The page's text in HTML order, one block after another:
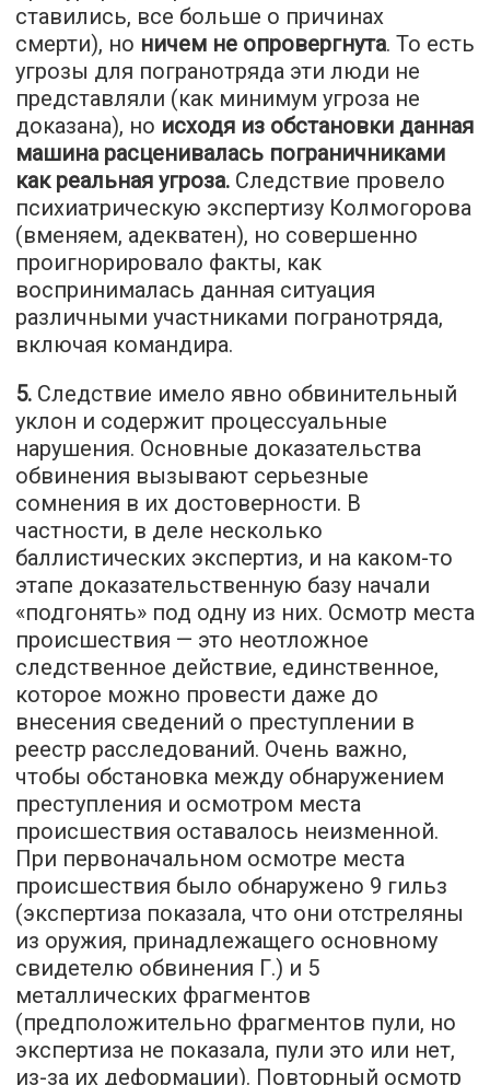
ставились, все больше о причинах
смерти), но ничем не опровергнута. То есть
угрозы для погранотряда эти люди не
представляли (как минимум угроза не
доказана), но исходя из обстановки данная
машина расценивалась пограничниками
как реальная угроза. Следствие провело
психиатрическую экспертизу Колмогорова
(вменяем, адекватен), но совершенно
проигнорировало факты, как
воспринималась данная ситуация
различными участниками погранотряда,
включая командира.
5. Следствие имело явно обвинительный
уклон и содержит процессуальные
нарушения. Основные доказательства
обвинения вызывают серьезные
сомнения в их достоверности. В
частности, в деле несколько
баллистических экспертиз, и на каком-то
этапе доказательственную базу начали
«подгонять» под одну из них. Осмотр места
происшествия — это неотложное
следственное действие, единственное,
которое можно провести даже до
внесения сведений о преступлении в
реестр расследований. Очень важно,
чтобы обстановка между обнаружением
преступления и осмотром места
происшествия оставалось неизменной.
При первоначальном осмотре места
происшествия было обнаружено 9 гильз
(экспертиза показала, что они отстреляны
из оружия, принадлежащего основному
свидетелю обвинения Г.) и 5
металлических фрагментов
(предположительно фрагментов пули, но
экспертиза не показала, пули это или нет,
из-за их деформации). Повторный осмотр